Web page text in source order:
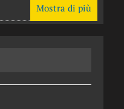
Mostra di più